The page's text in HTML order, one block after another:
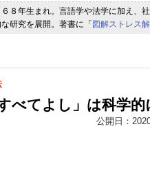
６８年生まれ。言語学や法学に加え、
研究を展開。著書に「 図解ストレス
べてよし」は科学
公開日：